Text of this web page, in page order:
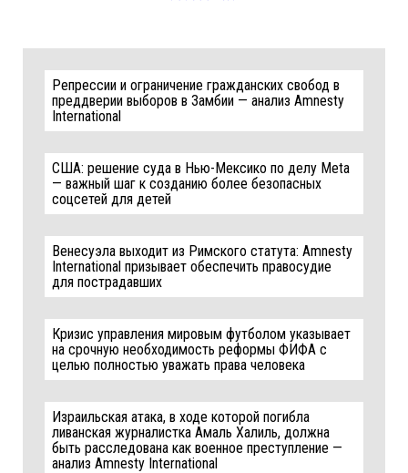
Репрессии и ограничение гражданских свобод в
преддверии выборов в Замбии — анализ Amnesty
International
США: решение суда в Нью-Мексико по делу Meta
— важный шаг к созданию более безопасных
соцсетей для детей
Венесуэла выходит из Римского статута: Amnesty
International призывает обеспечить правосудие
для пострадавших
Кризис управления мировым футболом указывает
на срочную необходимость реформы ФИФА с
целью полностью уважать права человека
Израильская атака, в ходе которой погибла
ливанская журналистка Амаль Халиль, должна
быть расследована как военное преступление —
анализ Amnesty International